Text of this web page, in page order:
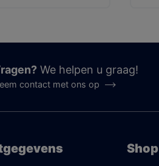
We helpen u graag!
contact met ons op
Shop